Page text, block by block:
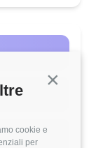
Continua
cookie e
per
giusto) +
⚡